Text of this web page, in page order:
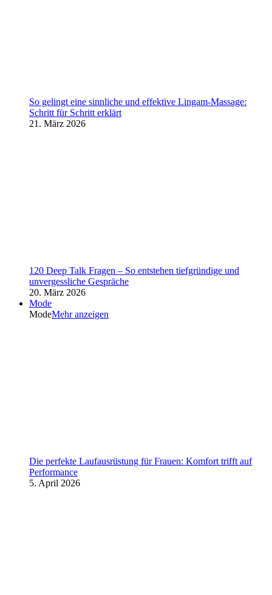
So gelingt eine sinnliche und effektive Lingam-Massage:
Schritt für Schritt erklärt
21. März 2026
120 Deep Talk Fragen – So entstehen tiefgründige und
unvergessliche Gespräche
20. März 2026
Mode
ModeMehr anzeigen
Die perfekte Laufausrüstung für Frauen: Komfort trifft auf
Performance
5. April 2026